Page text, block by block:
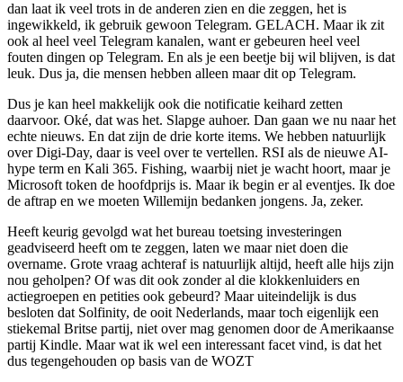
dan laat ik veel trots in de anderen zien en die zeggen, het is
ingewikkeld, ik gebruik gewoon Telegram. GELACH. Maar ik zit
ook al heel veel Telegram kanalen, want er gebeuren heel veel
fouten dingen op Telegram. En als je een beetje bij wil blijven, is dat
leuk. Dus ja, die mensen hebben alleen maar dit op Telegram.
Dus je kan heel makkelijk ook die notificatie keihard zetten
daarvoor. Oké, dat was het. Slapge auhoer. Dan gaan we nu naar het
echte nieuws. En dat zijn de drie korte items. We hebben natuurlijk
over Digi-Day, daar is veel over te vertellen. RSI als de nieuwe AI-
hype term en Kali 365. Fishing, waarbij niet je wacht hoort, maar je
Microsoft token de hoofdprijs is. Maar ik begin er al eventjes. Ik doe
de aftrap en we moeten Willemijn bedanken jongens. Ja, zeker.
Heeft keurig gevolgd wat het bureau toetsing investeringen
geadviseerd heeft om te zeggen, laten we maar niet doen die
overname. Grote vraag achteraf is natuurlijk altijd, heeft alle hijs zijn
nou geholpen? Of was dit ook zonder al die klokkenluiders en
actiegroepen en petities ook gebeurd? Maar uiteindelijk is dus
besloten dat Solfinity, de ooit Nederlands, maar toch eigenlijk een
stiekemal Britse partij, niet over mag genomen door de Amerikaanse
partij Kindle. Maar wat ik wel een interessant facet vind, is dat het
dus tegengehouden op basis van de WOZT